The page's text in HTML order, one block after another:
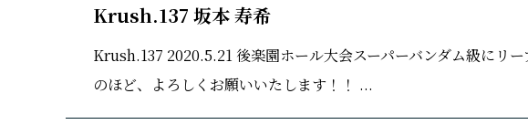
Krush.137 坂本 寿希
Krush.137 2020.5.21 後楽園ホール大会スーパーバンダム級にリ
のほど、よろしくお願いいたします！！ ...